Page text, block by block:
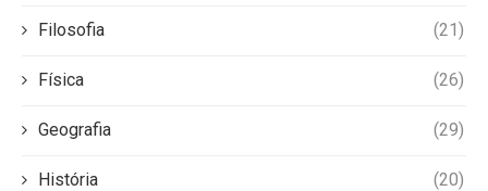
Filosofia (21)
Física (26)
Geografia (29)
História (20)